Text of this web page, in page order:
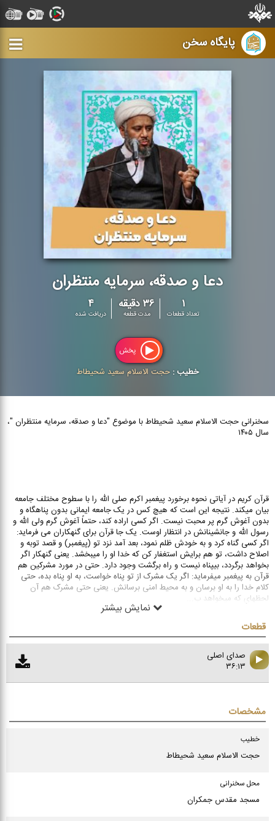
پایگاه سخن
دعا و صدقه، سرمایه منتظران
۱
تعداد قطعات
۳۶ دقیقه
مدت قطعه
۴
دریافت شده
پخش
خطیب :حجت الاسلام سعید شحیطاط
سخنرانی حجت الاسلام سعید شحیطاط با موضوع "دعا و صدقه، سرمایه منتظران "،
سال ۱۴۰۵
قرآن کریم در آیاتی نحوه برخورد پیغمبر اکرم صلی الله را با سطوح مختلف جامعه
بیان میکند. نتیجه این است که هیچ کس در یک جامعه ایمانی بدون پناهگاه و
بدون آغوش گرم پر محبت نیست. اگر کسی اراده کند، حتماً آغوش گرم ولی الله و
رسول الله و جانشینانش در انتظار اوست. یک جا قرآن برای گنهکاران می فرماید:
اگر کسی گناه کرد و به خودش ظلم نمود، بعد آمد نزد تو (پیغمبر) و قصد توبه و
اصلاح داشت، تو هم برایش استغفار کن که خدا او را میبخشد. یعنی گنهکار اگر
بخواهد برگردد، بیپناه نیست و راه برگشت وجود دارد. حتی در مورد مشرکین هم
قرآن به پیغمبر میفرماید: اگر یک مشرک از تو پناه خواست، به او پناه بده، حتی
کلام خدا را به او برسان و به محیط امنی برسانش. یعنی حتی مشرک هم آن
لحظهای که میخواهد ب
نمایش بیشتر
قطعات
صدای اصلی
۳۶:۱۳
مشخصات
خطیب
حجت الاسلام سعید شحیطاط
محل سخنرانی
مسجد مقدس جمکران